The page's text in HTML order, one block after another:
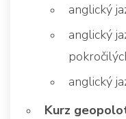
anglický
anglický
anglický
Kurz